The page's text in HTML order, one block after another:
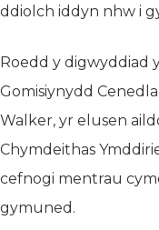
ddiolch iddyn nhw i
Roedd y digwyddiad
Gomisiynydd
Walker, yr elusen
Chymdeithas
cefnogi mentrau
gymuned.